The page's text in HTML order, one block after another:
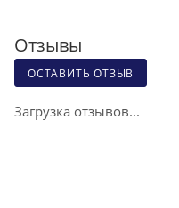
Отзывы
ОСТАВИТЬ ОТЗЫВ
Загрузка отзывов...